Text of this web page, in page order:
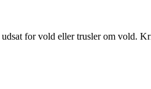
for vold eller trusler om vold.